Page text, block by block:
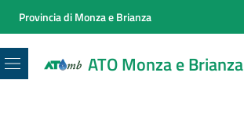
Provincia di Monza e Brianza
ATO Monza e Brianza
Menu